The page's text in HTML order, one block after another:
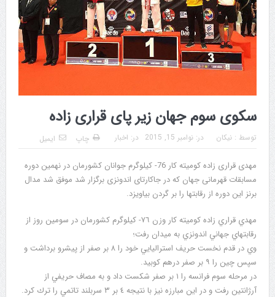
سکوی سوم جهان زیر پای قراری زاده
توسط : نیکان در: نوامبر 15, 2015 در: اخبار چاپ ایمیل
مهدی قراری زاده کومیته کار 76- کیلوگرم جوانان کشورمان در نهمین دوره
مسابقات قهرمانی جهان که در جاکارتای اندونزی برگزار شد موفق شد مدال
برنز این دوره از رقابتها را بر گردن بیاویزد.
مهدي قراري زاده كوميته كار وزن ٧٦- كيلوگرم كشورمان در سومين روز از
رقابتهاي جهاني اندونزي به ميدان رفت؛
وي در قدم نخست حريف استراليايي خود را ٨ بر صفر از پيشرو برداشت و
سپس چين را ٩ بر صفر درهم كوبيد.
در مرحله سوم فرانسه را ١ بر صفر شكست داد و به مصاف حريفي از
آرژانتين رفت و در اين مبارزه نيز با نتيجه ٤ بر ٣ سربلند تاتمي را ترك كرد.